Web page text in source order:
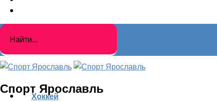
Спорт Ярославль
Хоккей